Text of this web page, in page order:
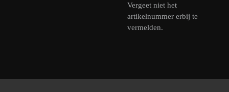
Vergeet niet het
artikelnummer erbij te
vermelden.